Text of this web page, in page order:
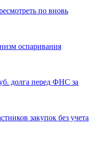
по вновь
оспаривания
долга перед ФНС за
закупок без учета